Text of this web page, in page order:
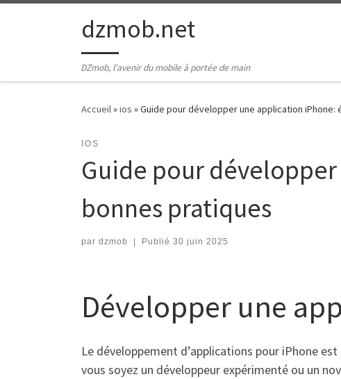
Passer au contenudzmob.net
DZmob, l'avenir du mobile à portée de main
Accueil»ios »Guide pour développer une application
IOS
Guide pour
bonnes pratiques
par dzmob Publié 30 juin 2025
Développer une
Le développement d’applications pour iPhone
vous soyez un développeur expérimenté ou un